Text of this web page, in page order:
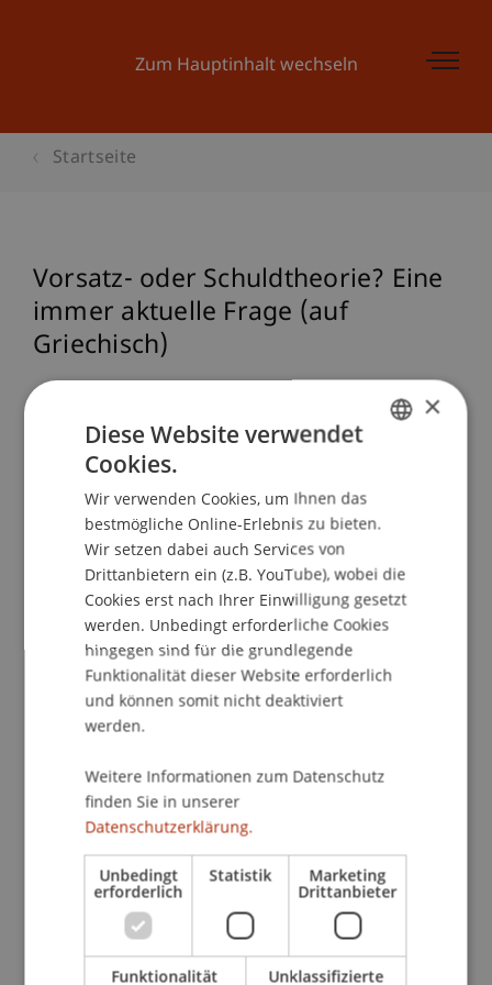
Zum Hauptinhalt wechseln
Startseite
Vorsatz- oder Schuldtheorie? Eine
immer aktuelle Frage (auf
Griechisch)
Papathanasiou, K. (2006). Vorsatz- oder
Schuldtheorie? Eine immer aktuelle Frage (auf
Griechisch). Poinikos Logos , 2171–2176.
Publikationsart
Beitrag in wissenschaftlicher Fachzeitschrift
Prof. Dr. KonstantinaPapathanasiouLL.M.
Beteiligte Einrichtungen
Wirtschaftsstrafrecht, Compliance und
Digitalisierung
×
Diese Website verwendet
Cookies.
Wir verwenden Cookies, um Ihnen das
bestmögliche Online-Erlebnis zu bieten.
Wir setzen dabei auch Services von
Drittanbietern ein (z.B. YouTube), wobei die
Cookies erst nach Ihrer Einwilligung gesetzt
werden. Unbedingt erforderliche Cookies
hingegen sind für die grundlegende
Funktionalität dieser Website erforderlich
und können somit nicht deaktiviert
werden.
Weitere Informationen zum Datenschutz
finden Sie in unserer
Datenschutzerklärung.
Unbedingt
erforderlich
Statistik Marketing
Drittanbieter
Funktionalität Unklassifizierte